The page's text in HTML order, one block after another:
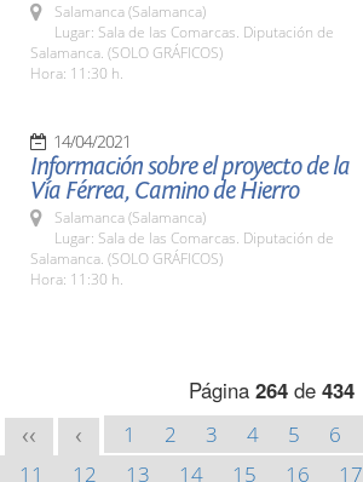
Salamanca (Salamanca)
Lugar: Sala de las Comarcas. Diputación de
Salamanca. (SOLO GRÁFICOS)
Hora: 11:30 h.
14/04/2021
Información sobre el proyecto de la
Vía Férrea, Camino de Hierro
Salamanca (Salamanca)
Lugar: Sala de las Comarcas. Diputación de
Salamanca. (SOLO GRÁFICOS)
Hora: 11:30 h.
Página 264de 434
<< < 1 2 3 4 5 6
11
12 13 14 15 16 17